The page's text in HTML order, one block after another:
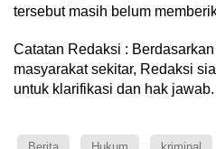
tersebut masih belum
Catatan Redaksi :
masyarakat sekitar, Redaksi
untuk klarifikasi dan hak jawab.